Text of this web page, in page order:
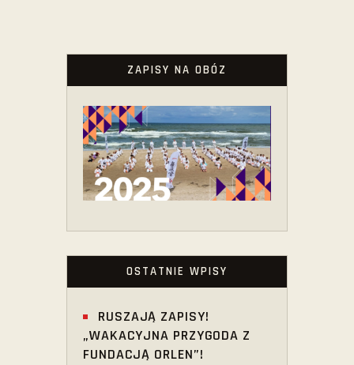
ZAPISY NA OBÓZ
OSTATNIE WPISY
RUSZAJĄ ZAPISY!
„WAKACYJNA PRZYGODA Z
FUNDACJĄ ORLEN”!